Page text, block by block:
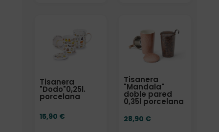
Tisanera
"Dodo"0,25l.
porcelana
15,90 €
Tisanera
"Mandala"
doble pared
0,35l porcelana
28,90 €